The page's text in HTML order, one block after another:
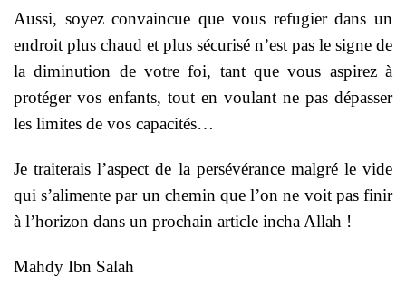
Aussi, soyez convaincue que vous refugier dans un
endroit plus chaud et plus sécurisé n’est pas le signe de
la diminution de votre foi, tant que vous aspirez à
protéger vos enfants, tout en voulant ne pas dépasser
les limites de vos capacités…
Je traiterais l’aspect de la persévérance malgré le vide
qui s’alimente par un chemin que l’on ne voit pas finir
à l’horizon dans un prochain article incha Allah !
Mahdy Ibn Salah